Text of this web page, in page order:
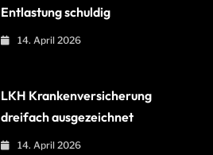
Entlastung schuldig
14. April 2026
LKH Krankenversicherung
dreifach ausgezeichnet
14. April 2026